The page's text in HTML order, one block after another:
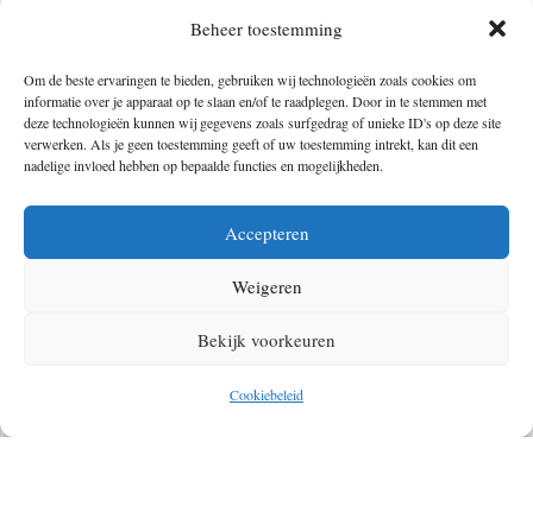
Beheer toestemming
Om de beste ervaringen te bieden, gebruiken wij technologieën zoals cookies om
informatie over je apparaat op te slaan en/of te raadplegen. Door in te stemmen met
deze technologieën kunnen wij gegevens zoals surfgedrag of unieke ID's op deze site
verwerken. Als je geen toestemming geeft of uw toestemming intrekt, kan dit een
nadelige invloed hebben op bepaalde functies en mogelijkheden.
Accepteren
Weigeren
Bekijk voorkeuren
Cookiebeleid
perfect voor het bewaren van waardevolle spullen. Ideaal wanneer je